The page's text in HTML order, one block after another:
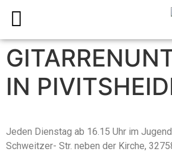
IN
Jeden Dienstag ab 16.15 Uhr im
Schweitzer- Str. neben der Kirche,